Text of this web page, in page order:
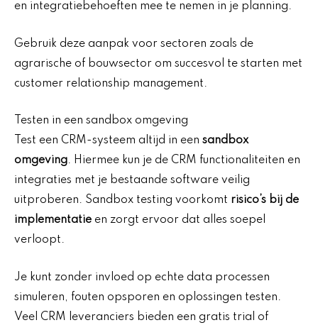
en integratiebehoeften mee te nemen in je planning.
Gebruik deze aanpak voor sectoren zoals de
agrarische of bouwsector om succesvol te starten met
customer relationship management.
Testen in een sandbox omgeving
Test een CRM-systeem altijd in een sandbox
omgeving. Hiermee kun je de CRM functionaliteiten en
integraties met je bestaande software veilig
uitproberen. Sandbox testing voorkomt risico’s bij de
implementatie en zorgt ervoor dat alles soepel
verloopt.
Je kunt zonder invloed op echte data processen
simuleren, fouten opsporen en oplossingen testen.
Veel CRM leveranciers bieden een gratis trial of